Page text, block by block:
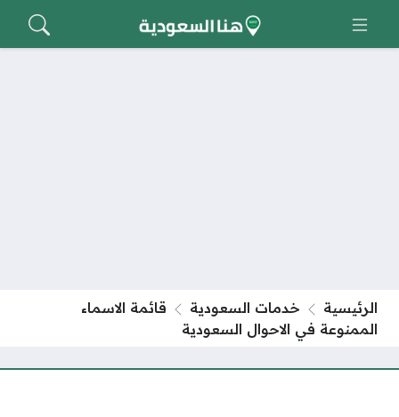
الرئيسية خدمات السعودية
قائمة الاسماء
الممنوعة في الاحوال السعودية